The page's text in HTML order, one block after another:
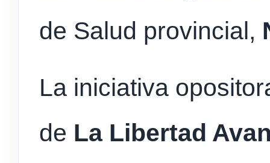
de Salud provincial,
La iniciativa
de La Libertad